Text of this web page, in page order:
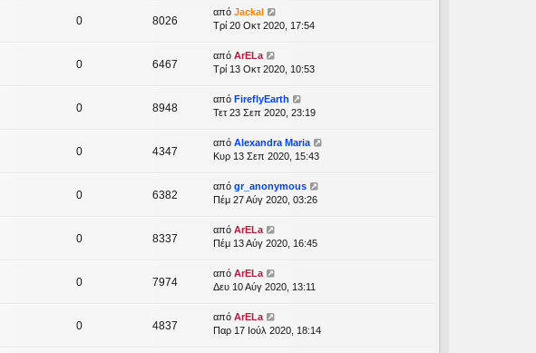
0 8026
από Jackal
Τρί 20 Οκτ 2020, 17:54
0 6467
από ArELa
Τρί 13 Οκτ 2020, 10:53
0 8948
από FireflyEarth
Τετ 23 Σεπ 2020, 23:19
0 4347
από Alexandra Maria
Κυρ 13 Σεπ 2020, 15:43
0 6382
από gr_anonymous
Πέμ 27 Αύγ 2020, 03:26
0 8337
από ArELa
Πέμ 13 Αύγ 2020, 16:45
0 7974
από ArELa
Δευ 10 Αύγ 2020, 13:11
0 4837
από ArELa
Παρ 17 Ιούλ 2020, 18:14